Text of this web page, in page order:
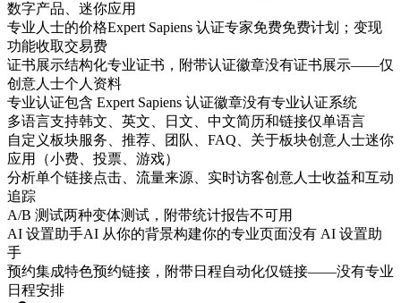
数字产品、迷你应用
专业人士的价格Expert Sapiens 认证专家免费免费计划；变现
功能收取交易费
证书展示结构化专业证书，附带认证徽章没有证书展示——仅
创意人士个人资料
专业认证包含 Expert Sapiens 认证徽章没有专业认证系统
多语言支持韩文、英文、日文、中文简历和链接仅单语言
自定义板块服务、推荐、团队、FAQ、关于板块创意人士迷你
应用（小费、投票、游戏）
分析单个链接点击、流量来源、实时访客创意人士收益和互动
追踪
A/B 测试两种变体测试，附带统计报告不可用
AI 设置助手AI 从你的背景构建你的专业页面没有 AI 设置助
手
预约集成特色预约链接，附带日程自动化仅链接——没有专业
日程安排